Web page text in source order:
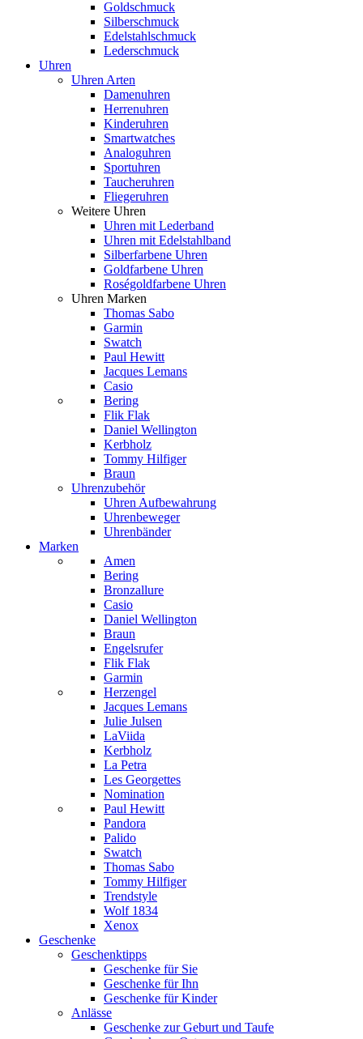
Goldschmuck
Silberschmuck
Edelstahlschmuck
Lederschmuck
Uhren
Uhren Arten
Damenuhren
Herrenuhren
Kinderuhren
Smartwatches
Analoguhren
Sportuhren
Taucheruhren
Fliegeruhren
Weitere Uhren
Uhren mit Lederband
Uhren mit Edelstahlband
Silberfarbene Uhren
Goldfarbene Uhren
Roségoldfarbene Uhren
Uhren Marken
Thomas Sabo
Garmin
Swatch
Paul Hewitt
Jacques Lemans
Casio
Bering
Flik Flak
Daniel Wellington
Kerbholz
Tommy Hilfiger
Braun
Uhrenzubehör
Uhren Aufbewahrung
Uhrenbeweger
Uhrenbänder
Marken
Amen
Bering
Bronzallure
Casio
Daniel Wellington
Braun
Engelsrufer
Flik Flak
Garmin
Herzengel
Jacques Lemans
Julie Julsen
LaViida
Kerbholz
La Petra
Les Georgettes
Nomination
Paul Hewitt
Pandora
Palido
Swatch
Thomas Sabo
Tommy Hilfiger
Trendstyle
Wolf 1834
Xenox
Geschenke
Geschenktipps
Geschenke für Sie
Geschenke für Ihn
Geschenke für Kinder
Anlässe
Geschenke zur Geburt und Taufe